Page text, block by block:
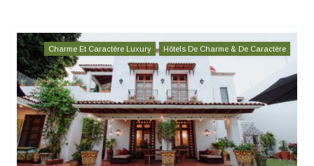
Charme Et Caractère Luxury Hôtels De Charme & De Caractère